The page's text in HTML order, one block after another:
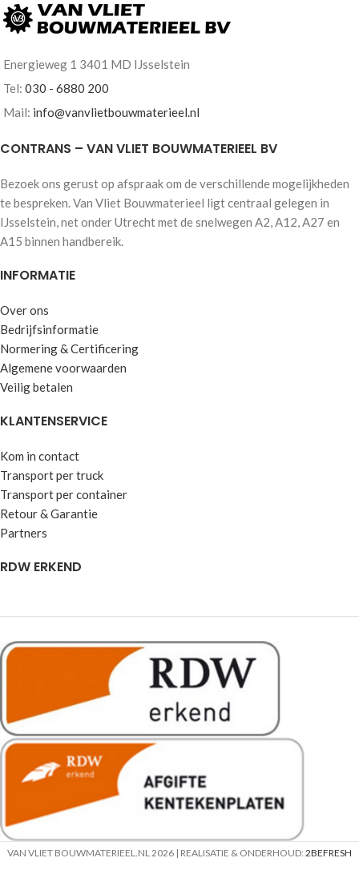
Energieweg 1 3401 MD IJsselstein
Tel: 030 - 6880 200
Mail: info@vanvlietbouwmaterieel.nl
CONTRANS – VAN VLIET BOUWMATERIEEL BV
Bezoek ons gerust op afspraak om de verschillende mogelijkheden
te bespreken. Van Vliet Bouwmaterieel ligt centraal gelegen in
IJsselstein, net onder Utrecht met de snelwegen A2, A12, A27 en
A15 binnen handbereik.
INFORMATIE
Over ons
Bedrijfsinformatie
Normering & Certificering
Algemene voorwaarden
Veilig betalen
KLANTENSERVICE
Kom in contact
Transport per truck
Transport per container
Retour & Garantie
Partners
RDW ERKEND
VAN VLIET BOUWMATERIEEL.NL 2026 | REALISATIE & ONDERHOUD: 2BEFRESH